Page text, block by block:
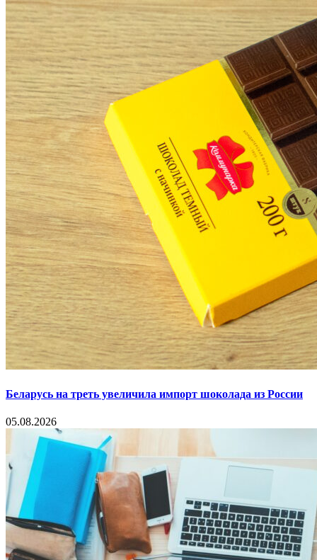
Беларусь на треть увеличила импорт шоколада из России
05.08.2026